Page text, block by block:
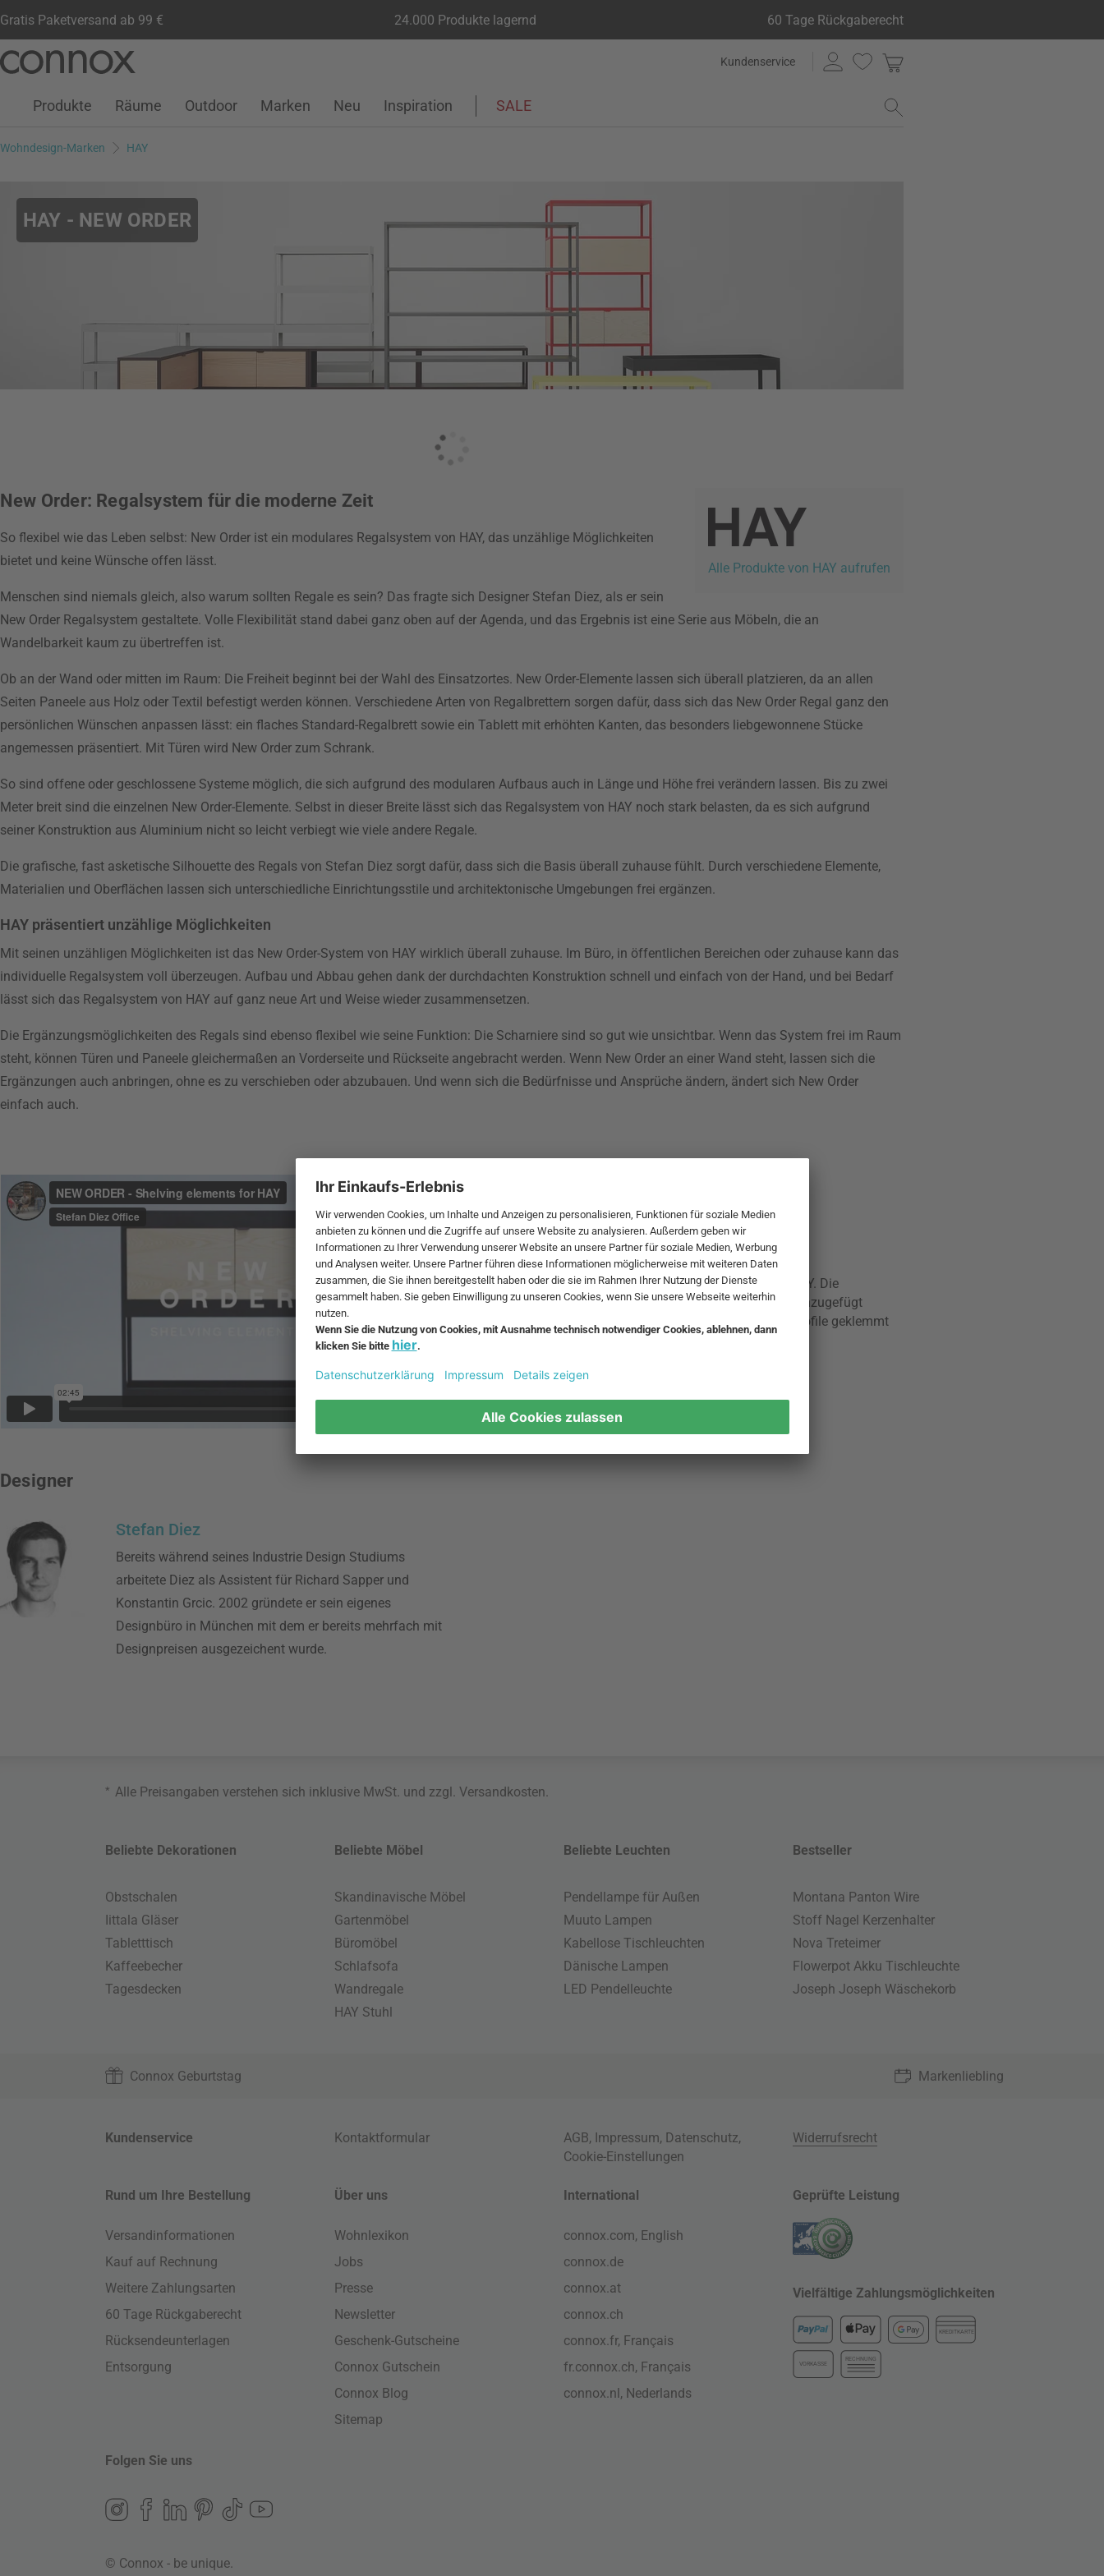
Gratis Paketversand ab 99 € 24.000 Produkte lagernd 60 Tage Rückgaberecht
Seiteninhalt
Suchfeld
Kundenservice
Kundenkonto
Wunschliste
Warenkorb
Produkte Räume Outdoor Marken Neu Inspiration SALE
Wohndesign-Marken HAY
HAY - NEW ORDER
Alle Produkte von HAY aufrufen
New Order: Regalsystem für die moderne Zeit
So flexibel wie das Leben selbst: New Order ist ein modulares Regalsystem von HAY, das unzählige Möglichkeiten
bietet und keine Wünsche offen lässt.
Menschen sind niemals gleich, also warum sollten Regale es sein? Das fragte sich Designer Stefan Diez, als er sein
New Order Regalsystem gestaltete. Volle Flexibilität stand dabei ganz oben auf der Agenda, und das Ergebnis ist eine Serie aus Möbeln, die an
Wandelbarkeit kaum zu übertreffen ist.
Ob an der Wand oder mitten im Raum: Die Freiheit beginnt bei der Wahl des Einsatzortes. New Order-Elemente lassen sich überall platzieren, da an allen
Seiten Paneele aus Holz oder Textil befestigt werden können. Verschiedene Arten von Regalbrettern sorgen dafür, dass sich das New Order Regal ganz den
persönlichen Wünschen anpassen lässt: ein flaches Standard-Regalbrett sowie ein Tablett mit erhöhten Kanten, das besonders liebgewonnene Stücke
angemessen präsentiert. Mit Türen wird New Order zum Schrank.
So sind offene oder geschlossene Systeme möglich, die sich aufgrund des modularen Aufbaus auch in Länge und Höhe frei verändern lassen. Bis zu zwei
Meter breit sind die einzelnen New Order-Elemente. Selbst in dieser Breite lässt sich das Regalsystem von HAY noch stark belasten, da es sich aufgrund
seiner Konstruktion aus Aluminium nicht so leicht verbiegt wie viele andere Regale.
Die grafische, fast asketische Silhouette des Regals von Stefan Diez sorgt dafür, dass sich die Basis überall zuhause fühlt. Durch verschiedene Elemente,
Materialien und Oberflächen lassen sich unterschiedliche Einrichtungsstile und architektonische Umgebungen frei ergänzen.
HAY präsentiert unzählige Möglichkeiten
Mit seinen unzähligen Möglichkeiten ist das New Order-System von HAY wirklich überall zuhause. Im Büro, in öffentlichen Bereichen oder zuhause kann das
individuelle Regalsystem voll überzeugen. Aufbau und Abbau gehen dank der durchdachten Konstruktion schnell und einfach von der Hand, und bei Bedarf
lässt sich das Regalsystem von HAY auf ganz neue Art und Weise wieder zusammensetzen.
Die Ergänzungsmöglichkeiten des Regals sind ebenso flexibel wie seine Funktion: Die Scharniere sind so gut wie unsichtbar. Wenn das System frei im Raum
steht, können Türen und Paneele gleichermaßen an Vorderseite und Rückseite angebracht werden. Wenn New Order an einer Wand steht, lassen sich die
Ergänzungen auch anbringen, ohne es zu verschieben oder abzubauen. Und wenn sich die Bedürfnisse und Ansprüche ändern, ändert sich New Order
einfach auch.
Das New Order Regalsystem von HAY
Schrittweiser Aufbau des New Order Regalsystems von HAY. Die
Holzblenden können jederzeit und ganz ohne Werkzeug hinzugefügt
werden. Das gleiche gilt für die Türen, die einfach in die Profile geklemmt
werden.
Designer
Stefan Diez
Bereits während seines Industrie Design Studiums
arbeitete Diez als Assistent für Richard Sapper und
Konstantin Grcic. 2002 gründete er sein eigenes
Designbüro in München mit dem er bereits mehrfach mit
Designpreisen ausgezeichent wurde.
* Alle Preisangaben verstehen sich inklusive MwSt. und zzgl.Versandkosten
Beliebte Dekorationen
Obstschalen
Iittala Gläser
Tabletttisch
Kaffeebecher
Tagesdecken
Beliebte Möbel
Skandinavische Möbel
Gartenmöbel
Büromöbel
Schlafsofa
Wandregale
HAY Stuhl
Beliebte Leuchten
Pendellampe für Außen
Muuto Lampen
Kabellose Tischleuchten
Dänische Lampen
LED Pendelleuchte
Bestseller
Montana Panton Wire
Stoff Nagel Kerzenhalter
Nova Treteimer
Flowerpot Akku Tischleuchte
Joseph Joseph Wäschekorb
Connox Geburtstag Markenliebling
Kundenservice Kontaktformular AGB, Impressum, Datenschutz,
Cookie-Einstellungen
Widerrufsrecht
Rund um Ihre Bestellung
Versandinformationen
Kauf auf Rechnung
Weitere Zahlungsarten
60 Tage Rückgaberecht
Rücksendeunterlagen
Entsorgung
Über uns
Wohnlexikon
Jobs
Presse
Newsletter
Geschenk-Gutscheine
Connox Gutschein
Connox Blog
Sitemap
International
connox.com, English
connox.de
connox.at
connox.ch
connox.fr, Français
fr.connox.ch, Français
connox.nl, Nederlands
Geprüfte Leistung
Vielfältige Zahlungsmöglichkeiten
KREDITKARTE
VORKASSE
RECHNUNG
Folgen Sie uns
© Connox - be unique.